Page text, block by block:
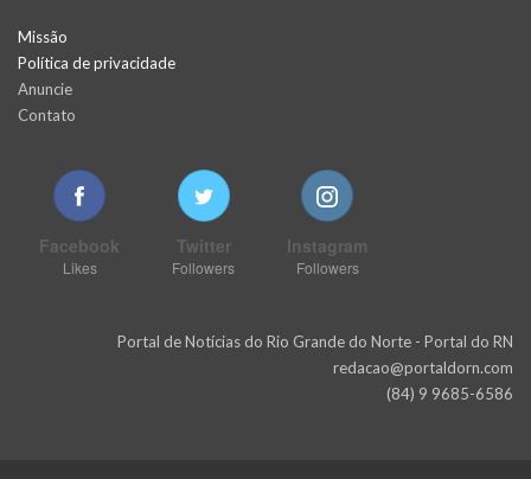
Missão
Política de privacidade
Anuncie
Contato
Facebook
Likes
Twitter
Followers
Instagram
Followers
Portal de Notícias do Rio Grande do Norte - Portal do RN
redacao@portaldorn.com
(84) 9 9685-6586